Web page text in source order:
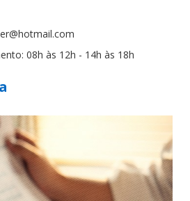
08h às 12h - 14h às 18h